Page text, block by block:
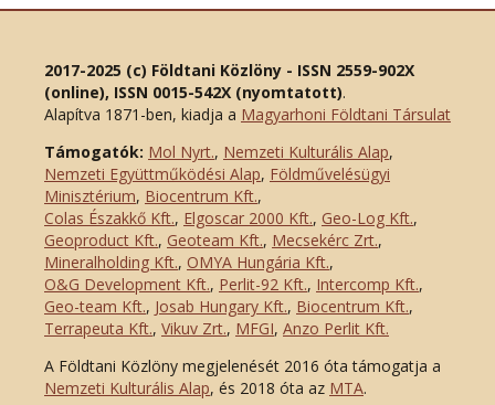
2017-2025 (c) Földtani Közlöny - ISSN 2559-902X
(online), ISSN 0015-542X (nyomtatott).
Alapítva 1871-ben, kiadja a Magyarhoni Földtani Társulat
Támogatók: Mol Nyrt., Nemzeti Kulturális Alap,
Nemzeti Együttműködési Alap, Földművelésügyi
Minisztérium, Biocentrum Kft.,
Colas Északkő Kft., Elgoscar 2000 Kft., Geo-Log Kft.,
Geoproduct Kft., Geoteam Kft., Mecsekérc Zrt.,
Mineralholding Kft., OMYA Hungária Kft.,
O&G Development Kft., Perlit-92 Kft., Intercomp Kft.,
Geo-team Kft., Josab Hungary Kft., Biocentrum Kft.,
Terrapeuta Kft., Vikuv Zrt., MFGI, Anzo Perlit Kft.
A Földtani Közlöny megjelenését 2016 óta támogatja a
Nemzeti Kulturális Alap, és 2018 óta az MTA.